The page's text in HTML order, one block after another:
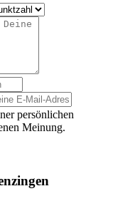
persönlichen
Meinung.